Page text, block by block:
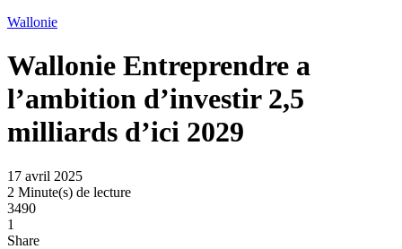
Wallonie
Wallonie Entreprendre a
l’ambition d’investir 2,5
milliards d’ici 2029
17 avril 2025
2 Minute(s) de lecture
3490
1
Share